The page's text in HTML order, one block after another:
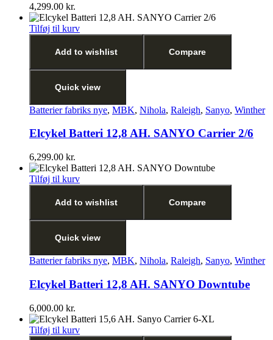
4,299.00 kr.
Tilføj til kurv
Add to wishlist Compare
Quick view
Batterier fabriks nye, MBK, Nihola, Raleigh, Sanyo, Winther
Elcykel Batteri 12,8 AH. SANYO Carrier 2/6
6,299.00 kr.
Tilføj til kurv
Add to wishlist Compare
Quick view
Batterier fabriks nye, MBK, Nihola, Raleigh, Sanyo, Winther
Elcykel Batteri 12,8 AH. SANYO Downtube
6,000.00 kr.
Tilføj til kurv